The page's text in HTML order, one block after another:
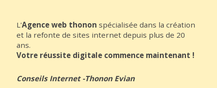
L'Agence web thonon spécialisée dans la création
et la refonte de sites internet depuis plus de 20
ans.
Votre réussite digitale commence maintenant !
Conseils Internet-Thonon Evian